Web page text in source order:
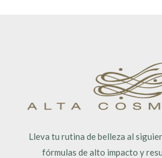
Lleva tu rutina de belleza al
fórmulas de alto impacto y